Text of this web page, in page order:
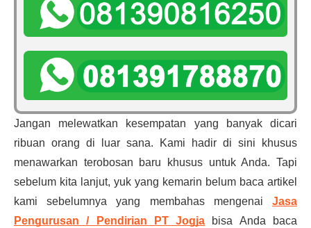
Jangan melewatkan kesempatan yang banyak dicari
ribuan orang di luar sana. Kami hadir di sini khusus
menawarkan terobosan baru khusus untuk Anda. Tapi
sebelum kita lanjut, yuk yang kemarin belum baca artikel
kami sebelumnya yang membahas mengenai Jasa
Pengurusan / Pendirian PT Jogja bisa Anda baca